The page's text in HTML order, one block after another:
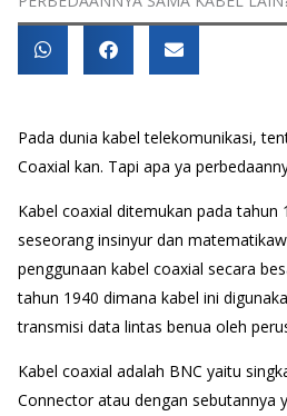
Pada dunia kabel telekomunikasi,
Coaxial kan. Tapi apa ya
Kabel coaxial ditemukan pada tahun
seseorang insinyur dan
penggunaan kabel coaxial secara
tahun 1940 dimana kabel ini
transmisi data lintas benua oleh
Kabel coaxial adalah BNC yaitu
Connector atau dengan sebutannya